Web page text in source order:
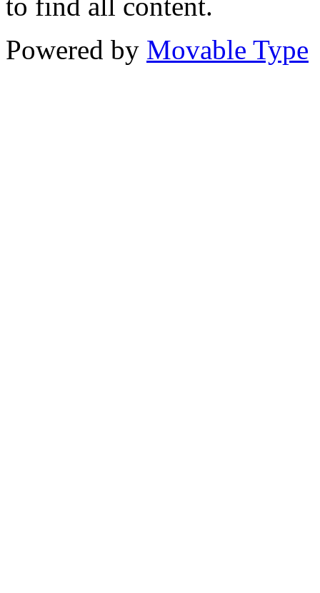
to find all content.
Powered by Movable Type